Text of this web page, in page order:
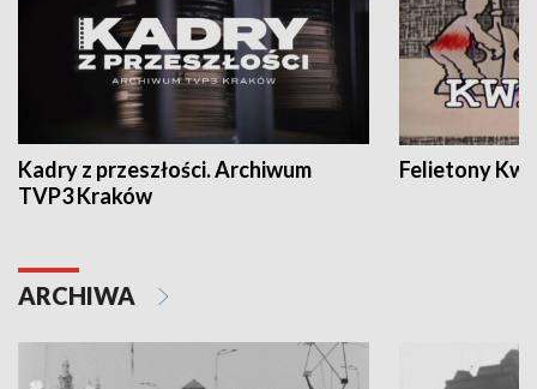
Kadry z przeszłości. Archiwum
TVP3 Kraków
Felietony
ARCHIWA